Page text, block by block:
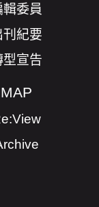
輯委員
刊紀要
型宣告
MAP